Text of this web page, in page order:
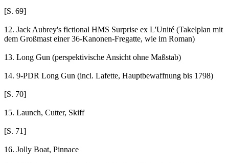
[S. 69]
12. Jack Aubrey's fictional HMS Surprise ex L'Unité (Takelplan mit
dem Großmast einer 36-Kanonen-Fregatte, wie im Roman)
13. Long Gun (perspektivische Ansicht ohne Maßstab)
14. 9-PDR Long Gun (incl. Lafette, Hauptbewaffnung bis 1798)
[S. 70]
15. Launch, Cutter, Skiff
[S. 71]
16. Jolly Boat, Pinnace